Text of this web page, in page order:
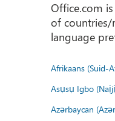
Office.com
of countries/
language
Afrikaans (Suid-
Asụsụ Igbo
Azərbaycan